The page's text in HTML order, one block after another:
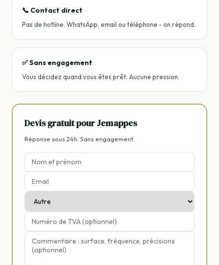
📞 Contact direct
Pas de hotline. WhatsApp, email ou téléphone - on répond.
✅ Sans engagement
Vous décidez quand vous êtes prêt. Aucune pression.
Devis gratuit pour Jemappes
Réponse sous 24h. Sans engagement.